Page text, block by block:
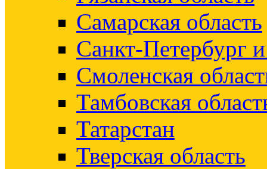
Самарская область
Санкт-Петербург
Смоленская
Тамбовская
Татарстан
Тверская область